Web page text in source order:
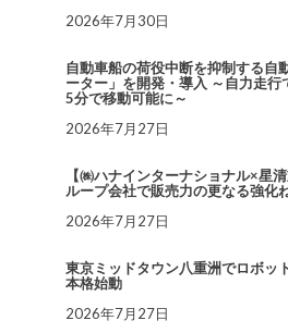
2026年7月30日
自動車船の荷役中断を抑制する自
ーター」を開発・導入 ～自力走行
5分で移動可能に～
2026年7月27日
【㈱ハナインターナショナル×星
ループ会社で販売力の更なる強化
2026年7月27日
東京ミッドタウン八重洲でロボッ
本格始動
2026年7月27日